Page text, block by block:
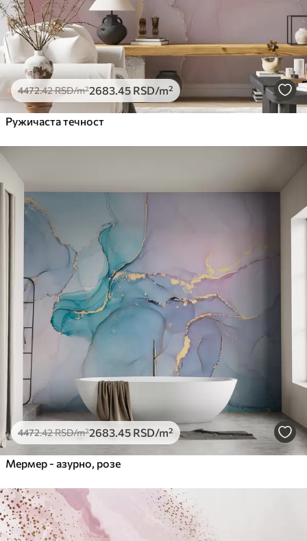
4472.42RSD/m²2683 .45 RSD/m²
Ружичаста течност
4472.42RSD/m²2683 .45 RSD/m²
Мермер - азурно, розе